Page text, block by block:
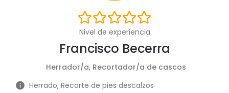
Nivel de experiencia
Francisco Becerra
Herrador/a, Recortador/a de cascos
Herrado, Recorte de pies descalzos